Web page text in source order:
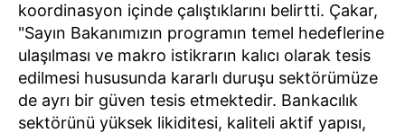
koordinasyon içinde çalıştıklarını belirtti. Çakar,
"Sayın Bakanımızın programın temel hedeflerine
ulaşılması ve makro istikrarın kalıcı olarak tesis
edilmesi hususunda kararlı duruşu sektörümüze
de ayrı bir güven tesis etmektedir. Bankacılık
sektörünü yüksek likiditesi, kaliteli aktif yapısı,